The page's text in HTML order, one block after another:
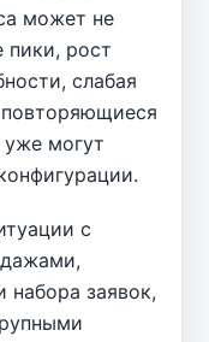
может не
пики, рост
слабая
могут
с
набора заявок,